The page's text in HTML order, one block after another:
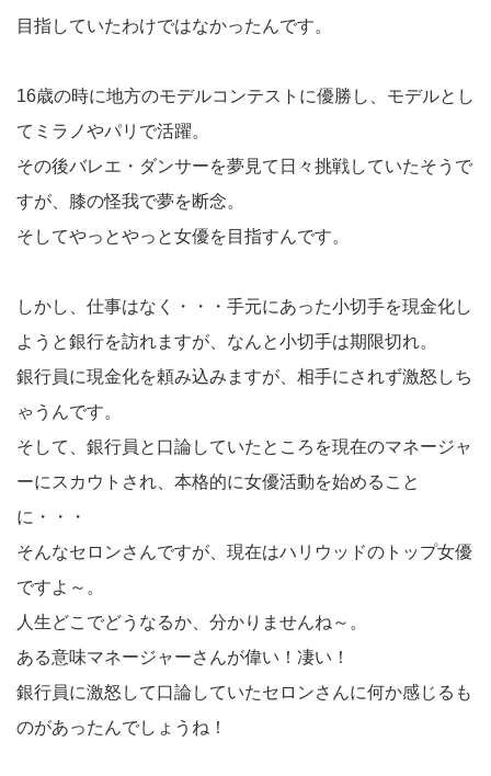
目指していたわけではなかったんです。
16歳の時に地方のモデルコンテストに優勝し、モデルとし
てミラノやパリで活躍。
その後バレエ・ダンサーを夢見て日々挑戦していたそうで
すが、膝の怪我で夢を断念。
そしてやっとやっと女優を目指すんです。
しかし、仕事はなく・・・手元にあった小切手を現金化し
ようと銀行を訪れますが、なんと小切手は期限切れ。
銀行員に現金化を頼み込みますが、相手にされず激怒しち
ゃうんです。
そして、銀行員と口論していたところを現在のマネージャ
ーにスカウトされ、本格的に女優活動を始めること
に・・・
そんなセロンさんですが、現在はハリウッドのトップ女優
ですよ～。
人生どこでどうなるか、分かりませんね～。
ある意味マネージャーさんが偉い！凄い！
銀行員に激怒して口論していたセロンさんに何か感じるも
のがあったんでしょうね！